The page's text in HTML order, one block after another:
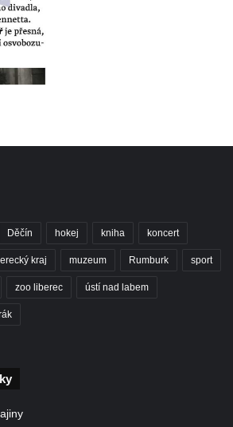
Děčín hokej kniha koncert
kraj muzeum Rumburk sport
zoo liberec ústí nad labem